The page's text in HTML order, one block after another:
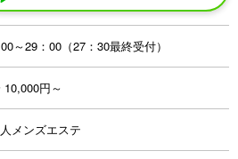
～29：00（27：30最終受付）
10,000円～
メンズエステ